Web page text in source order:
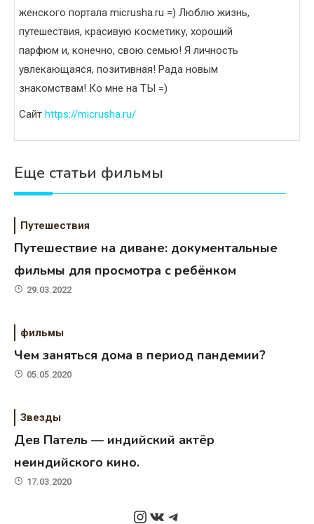
женского портала micrusha.ru =) Люблю жизнь,
путешествия, красивую косметику, хороший
парфюм и, конечно, свою семью! Я личность
увлекающаяся, позитивная! Рада новым
знакомствам! Ко мне на ТЫ =)
Сайт https://micrusha.ru/
Еще статьи фильмы
Путешествия
Путешествие на диване: документальные
фильмы для просмотра с ребёнком
29.03.2022
фильмы
Чем заняться дома в период пандемии?
05.05.2020
Звезды
Дев Патель — индийский актёр
неиндийского кино.
17.03.2020
Instagram
ВКонтакте
Telegram